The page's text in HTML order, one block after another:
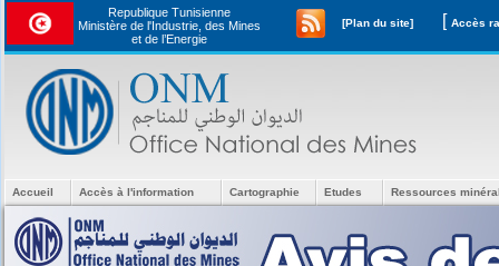
Republique Tunisienne
Ministère de l'Industrie, des Mines
et de l’Energie
[Plan du site] [
Accueil Accès à l'information Cartographie Etudes Ressources